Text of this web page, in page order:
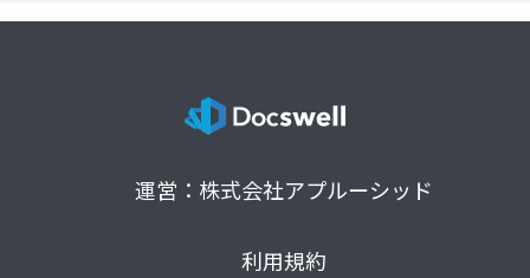
運営：株式会社アプルーシッド
利用規約